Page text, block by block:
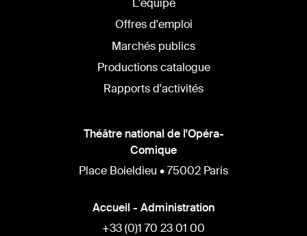
L'équipe
Offres d'emploi
Marchés publics
Productions catalogue
Rapports d'activités
Théâtre national de l'Opéra-
Comique
Place Boieldieu • 75002 Paris
Accueil - Administration
+33 (0)1 70 23 01 00